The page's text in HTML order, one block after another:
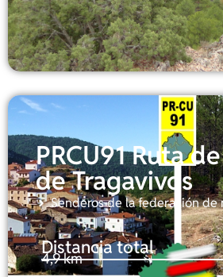
PRCU91 Ruta
de Tragavivos
Senderos de la federación de
Distancia total
4,9 km